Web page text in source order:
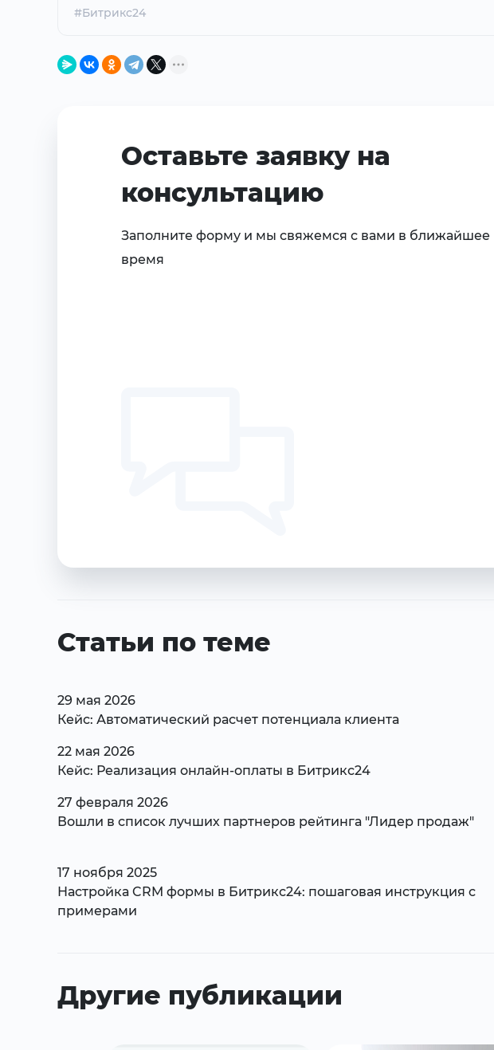
#Битрикс24
Оставьте заявку на
консультацию
Заполните форму и мы свяжемся с вами в ближайшее
время
Статьи по теме
29 мая 2026
Кейс: Автоматический расчет потенциала клиента
22 мая 2026
Кейс: Реализация онлайн-оплаты в Битрикс24
27 февраля 2026
Вошли в список лучших партнеров рейтинга "Лидер продаж"
17 ноября 2025
Настройка CRM формы в Битрикс24: пошаговая инструкция с
примерами
Другие публикации